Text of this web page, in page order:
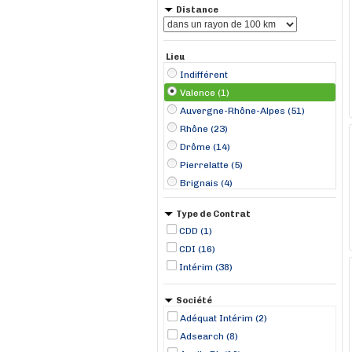
Distance
Lieu
Indifférent
Valence (1)
Auvergne-Rhône-Alpes (51)
Rhône (23)
Drôme (14)
Pierrelatte (5)
Brignais (4)
Lyon (4)
Occitanie (3)
Grenoble (3)
Tain-l'Hermitage (3)
Vénissieux (3)
Type de Contrat
CDD (1)
CDI (16)
Intérim (38)
Société
Adéquat Intérim (2)
Adsearch (8)